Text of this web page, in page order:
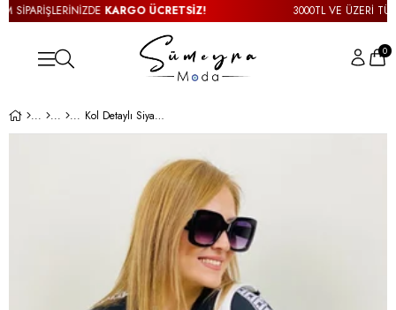
KARGO ÜCRETSİZ! 3000TL VE ÜZERİ TÜM
0
Kol Detaylı Siyah Sweatshirt